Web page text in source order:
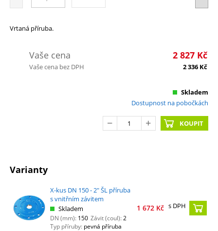
Vrtaná příruba.
Vaše cena 2 827 Kč
Vaše cena bez DPH 2 336 Kč
Skladem
Dostupnost na pobočkách
KOUPIT
Varianty
X-kus DN 150 - 2" ŠL příruba
s vnitřním závitem
Skladem
DN (mm): 150 Závit (coul):2
Typ příruby: pevná příruba
1 672 Kč s DPH